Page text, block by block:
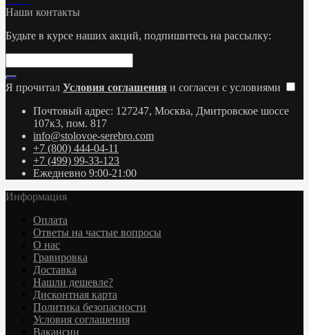
Наши контакты
Будьте в курсе наших акций, подпишитесь на рассылку:
Я прочитал Условия соглашения и согласен с условиями
Почтовый адрес: 127247, Москва, Дмитровское шоссе
107к3, пом. 817
info@stolovoe-serebro.com
+7 (800) 444-04-11
+7 (499) 99-33-123
Ежедневно 9:00-21:00
Информация
Оплата
Ответы на частые вопросы
О нас
Гравировка
Доставка
Нашли дешевле?
Дисконтная карта
Политика безопасности
Условия соглашения
Вакансии